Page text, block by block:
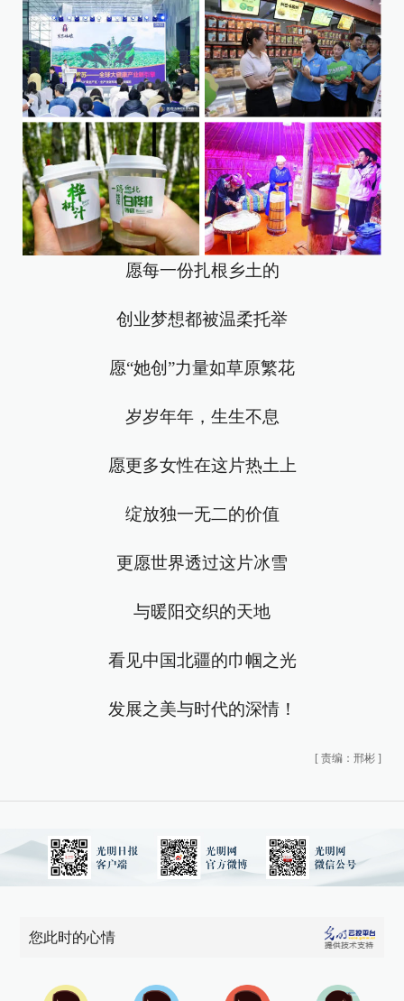
愿每一份扎根乡土的
创业梦想都被温柔托举
愿“她创”力量如草原繁花
岁岁年年，生生不息
愿更多女性在这片热土上
绽放独一无二的价值
更愿世界透过这片冰雪
与暖阳交织的天地
看见中国北疆的巾帼之光
发展之美与时代的深情！
[ 责编：邢彬 ]
您此时的心情